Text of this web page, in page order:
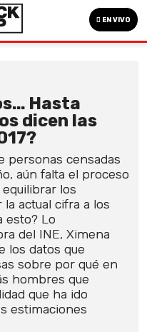
EN VIVO
Hasta
dicen las
personas censadas
aún falta el proceso
los
actual cifra a los
esto? Lo
del INE, Ximena
los datos que
sobre por qué en
hombres que
que ha ido
estimaciones